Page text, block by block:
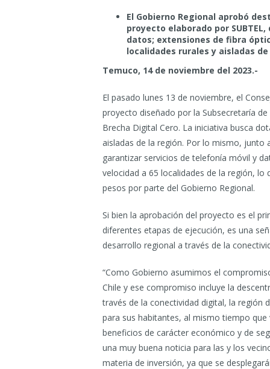
El Gobierno Regional aprobó
proyecto elaborado por
datos; extensiones de fibra
localidades rurales y aisladas
Temuco, 14 de noviembre del 2023.-
El pasado lunes 13 de noviembre, el
proyecto diseñado por la Subsecretaría
Brecha Digital Cero. La iniciativa busca
aisladas de la región. Por lo mismo, junto
garantizar servicios de telefonía móvil y
velocidad a 65 localidades de la región,
pesos por parte del Gobierno Regional.
Si bien la aprobación del proyecto es el
diferentes etapas de ejecución, es una
desarrollo regional a través de la
“Como Gobierno asumimos el
Chile y ese compromiso incluye la
través de la conectividad digital, la región
para sus habitantes, al mismo tiempo
beneficios de carácter económico y de
una muy buena noticia para las y los
materia de inversión, ya que se